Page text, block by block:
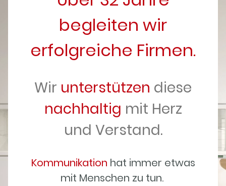
begleiten wir
erfolgreiche Firmen.
Wir unterstützen diese
nachhaltig mit Herz
und Verstand.
Kommunikation hat immer etwas
mit Menschen zu tun.